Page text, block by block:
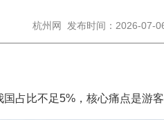
杭州网 发布时间：2026-07-
占比不足5%，核心痛点是游